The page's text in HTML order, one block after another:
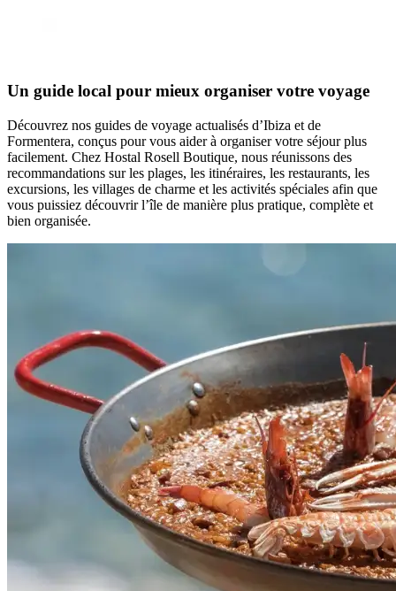
Un guide local pour mieux organiser votre voyage
Découvrez nos guides de voyage actualisés d’Ibiza et de
Formentera, conçus pour vous aider à organiser votre séjour plus
facilement. Chez Hostal Rosell Boutique, nous réunissons des
recommandations sur les plages, les itinéraires, les restaurants, les
excursions, les villages de charme et les activités spéciales afin que
vous puissiez découvrir l’île de manière plus pratique, complète et
bien organisée.